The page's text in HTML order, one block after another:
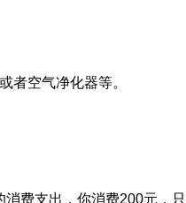
者空气净化器等。
费支出，你消费200元，只